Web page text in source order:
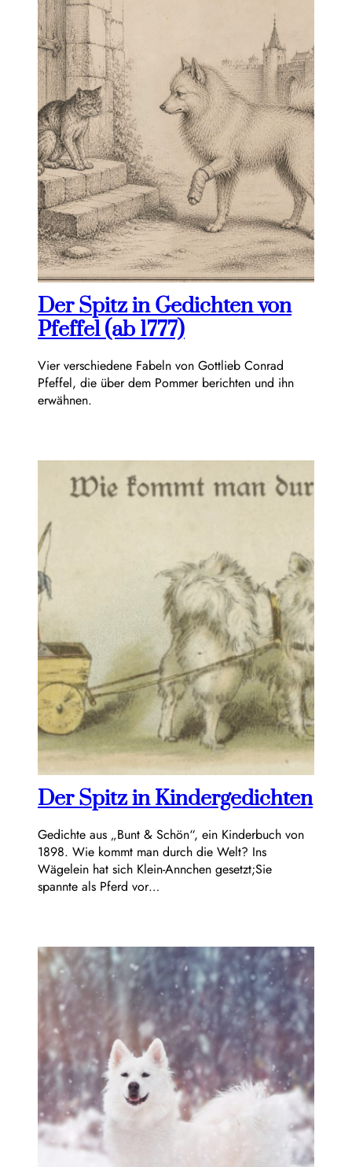
Der Spitz in Gedichten von
Pfeffel (ab 1777)
Vier verschiedene Fabeln von Gottlieb Conrad
Pfeffel, die über dem Pommer berichten und ihn
erwähnen.
Der Spitz in Kindergedichten
Gedichte aus „Bunt & Schön“, ein Kinderbuch von
1898. Wie kommt man durch die Welt? Ins
Wägelein hat sich Klein-Annchen gesetzt;Sie
spannte als Pferd vor…